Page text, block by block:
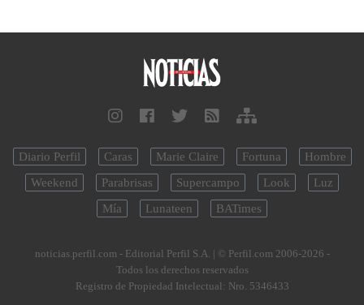
Diario Perfil Caras Marie Claire Fortuna
Hombre
Weekend
Parabrisas Supercampo Look
Luz
Mía
Lunateen BATimes
noticias.perfil.com - Editorial Perfil S.A. | © Perfil.com 2006-2026 -
Todos los derechos reservados
Registro de Propiedad Intelectual: Nro. 5346433